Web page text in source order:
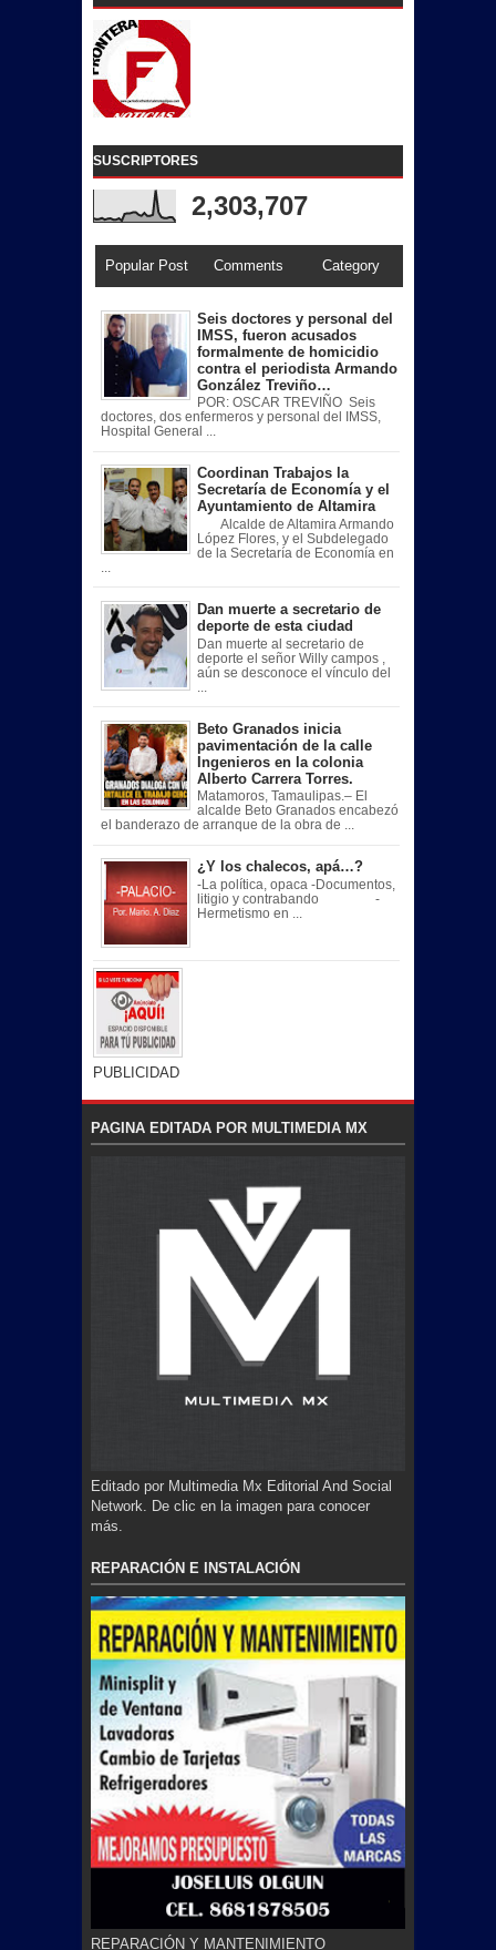
SUSCRIPTORES
2,303,707
Popular Post Comments Category
Seis doctores y personal del
IMSS, fueron acusados
formalmente de homicidio
contra el periodista Armando
González Treviño…
POR: OSCAR TREVIÑO Seis
doctores, dos enfermeros y personal del IMSS,
Hospital General ...
Coordinan Trabajos la
Secretaría de Economía y el
Ayuntamiento de Altamira
Alcalde de Altamira Armando
López Flores, y el Subdelegado
de la Secretaría de Economía en
Dan muerte a secretario de
deporte de esta ciudad
Dan muerte al secretario de
deporte el señor Willy campos ,
aún se desconoce el vínculo del
Beto Granados inicia
pavimentación de la calle
Ingenieros en la colonia
Alberto Carrera Torres.
Matamoros, Tamaulipas.– El
alcalde Beto Granados encabezó
el banderazo de arranque de la obra de ...
¿Y los chalecos, apá…?
-La política, opaca -Documentos,
litigio y contrabando -
Hermetismo en ...
PUBLICIDAD
PAGINA EDITADA POR MULTIMEDIA MX
Editado por Multimedia Mx Editorial And Social
Network. De clic en la imagen para conocer
más.
REPARACIÓN E INSTALACIÓN
REPARACIÓN Y MANTENIMIENTO